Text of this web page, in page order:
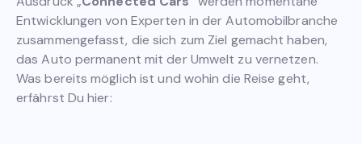
Entwicklungen von Experten in der Automobilbranche
zusammengefasst, die sich zum Ziel gemacht haben,
das Auto permanent mit der Umwelt zu vernetzen.
Was bereits möglich ist und wohin die Reise geht,
erfährst Du hier: